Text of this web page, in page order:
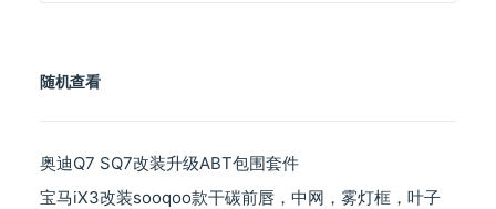
随机查看
奥迪Q7 SQ7改装升级ABT包围套件
宝马iX3改装sooqoo款干碳前唇，中网，雾灯框，叶子